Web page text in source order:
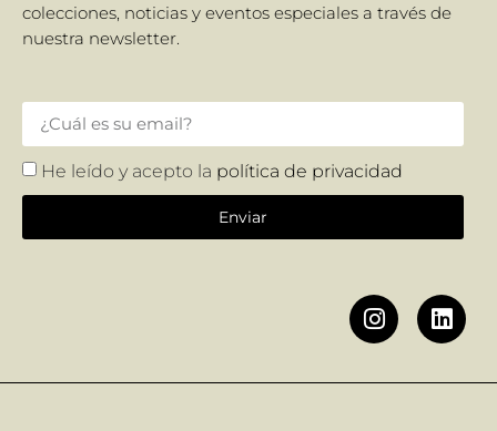
colecciones, noticias y eventos especiales a través de
nuestra newsletter.
He leído y acepto la política de privacidad
Enviar